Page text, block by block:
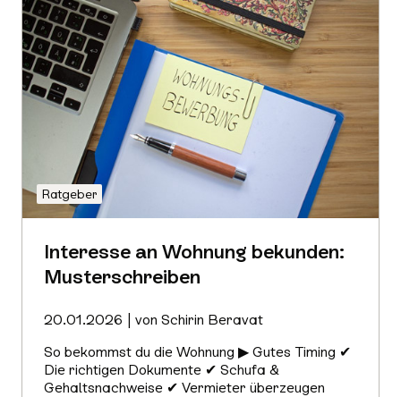
Interesse an Wohnung bekunden:
Musterschreiben
20.01.2026 | von Schirin Beravat
So bekommst du die Wohnung ▶ Gutes Timing ✔
Die richtigen Dokumente ✔ Schufa &
Gehaltsnachweise ✔ Vermieter überzeugen
Ratgeber